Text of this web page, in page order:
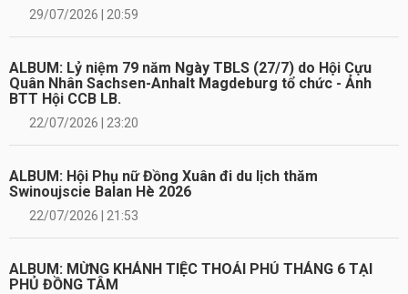
29/07/2026 | 20:59
ALBUM: Lỷ niệm 79 năm Ngày TBLS (27/7) do Hội Cựu
Quân Nhân Sachsen-Anhalt Magdeburg tổ chức - Ảnh
BTT Hội CCB LB.
22/07/2026 | 23:20
ALBUM: Hội Phụ nữ Đồng Xuân đi du lịch thăm
Swinoujscie Balan Hè 2026
22/07/2026 | 21:53
ALBUM: MỪNG KHÁNH TIỆC THOẢI PHỦ THÁNG 6 TẠI
PHỦ ĐỒNG TÂM